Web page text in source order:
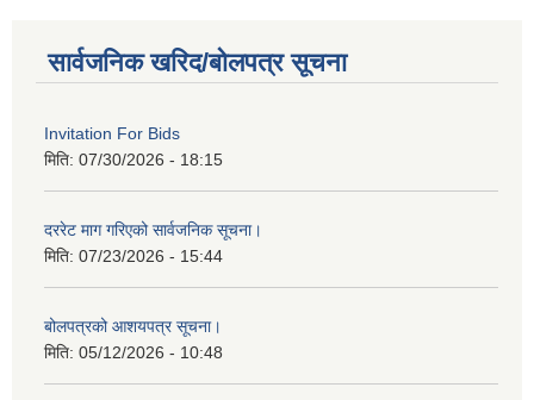
सार्वजनिक खरिद/बोलपत्र सूचना
Invitation For Bids
मिति: 07/30/2026 - 18:15
दररेट माग गरिएको सार्वजनिक सूचना।
मिति: 07/23/2026 - 15:44
बोलपत्रको आशयपत्र सूचना।
मिति: 05/12/2026 - 10:48